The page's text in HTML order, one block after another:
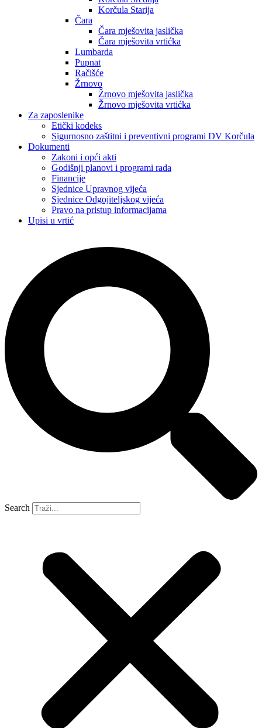
Korčula Starija
Čara
Čara mješovita jaslička
Čara mješovita vrtićka
Lumbarda
Pupnat
Račišće
Žrnovo
Žrnovo mješovita jaslička
Žrnovo mješovita vrtićka
Za zaposlenike
Etički kodeks
Sigurnosno zaštitni i preventivni programi DV Korčula
Dokumenti
Zakoni i opći akti
Godišnji planovi i programi rada
Financije
Sjednice Upravnog vijeća
Sjednice Odgojiteljskog vijeća
Pravo na pristup informacijama
Upisi u vrtić
Search